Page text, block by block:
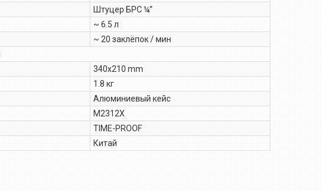
Штуцер БРС ¼”
~ 6.5 л
~ 20 заклёпок / мин
340x210 mm
1.8 кг
Алюминиевый кейс
M2312X
TIME-PROOF
Китай